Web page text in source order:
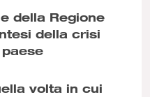
della Regione
della crisi
volta in cui